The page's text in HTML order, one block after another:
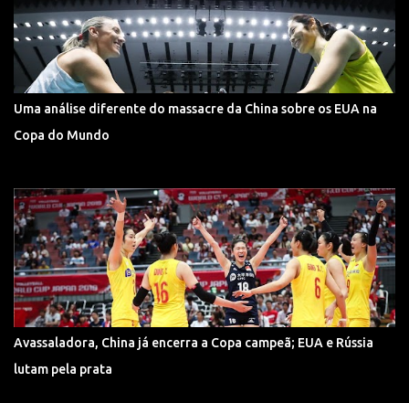
Uma análise diferente do massacre da China sobre os EUA na
Copa do Mundo
Avassaladora, China já encerra a Copa campeã; EUA e Rússia
lutam pela prata